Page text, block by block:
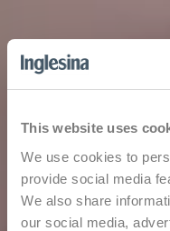
This website uses
We use cookies to
provide social media
We also share
our social media,